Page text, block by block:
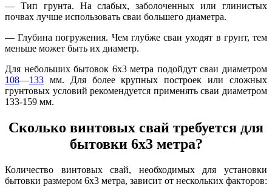
— Тип грунта. На слабых, заболоченных или глинистых
почвах лучше использовать сваи большего диаметра.
— Глубина погружения. Чем глубже сваи уходят в грунт, тем
меньше может быть их диаметр.
Для небольших бытовок 6х3 метра подойдут сваи диаметром
108—133 мм. Для более крупных построек или сложных
грунтовых условий рекомендуется применять сваи диаметром
133-159 мм.
Сколько винтовых свай требуется для
бытовки 6х3 метра?
Количество винтовых свай, необходимых для установки
бытовки размером 6х3 метра, зависит от нескольких факторов: